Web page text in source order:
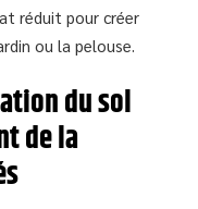
réduit pour créer
ou la pelouse.
du sol
de la